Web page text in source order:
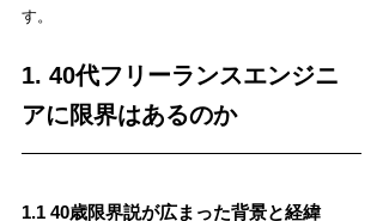
す。
1. 40代フリーランスエンジニ
アに限界はあるのか
1.1 40歳限界説が広まった背景と経緯